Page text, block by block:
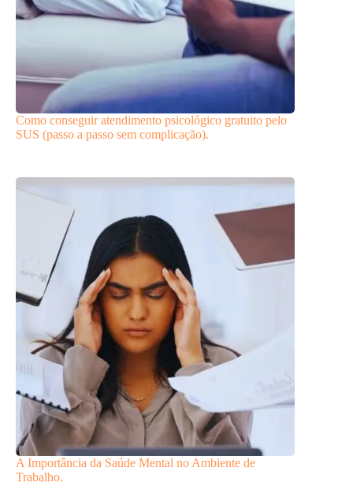
Como conseguir atendimento psicológico gratuito pelo
SUS (passo a passo sem complicação).
A Importância da Saúde Mental no Ambiente de
Trabalho.